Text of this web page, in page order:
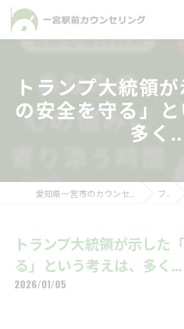
トランプ大統領
の安全を守る」と
多く
ブログ
トランプ大統領が示した
る」という考えは、多く...
2026/01/05